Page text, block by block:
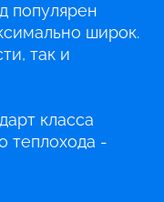
популярен
широк.
так и
класса
теплохода -